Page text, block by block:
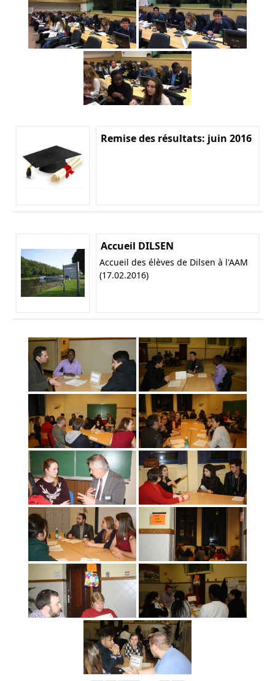
Remise des résultats: juin 2016
Accueil DILSEN
Accueil des élèves de Dilsen à l'AAM
(17.02.2016)